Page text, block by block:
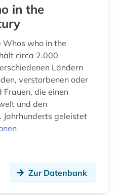
johann wolfgang von (1)
in the
Whos who in the
circa 2.000
Ländern
verstorbenen oder
Frauen, die einen
und den
Jahrhunderts geleistet
Zur Datenbank